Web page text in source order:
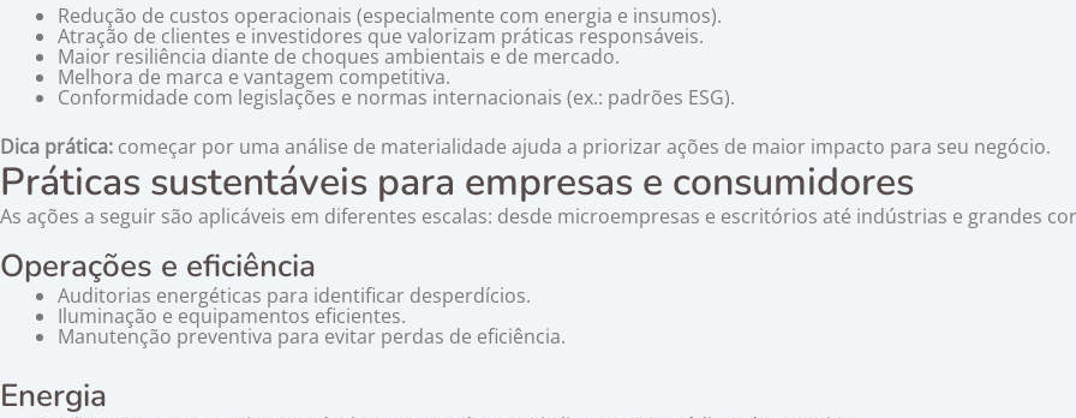
Redução de custos operacionais (especialmente com energia e insumos).
Atração de clientes e investidores que valorizam práticas responsáveis.
Maior resiliência diante de choques ambientais e de mercado.
Melhora de marca e vantagem competitiva.
Conformidade com legislações e normas internacionais (ex.: padrões ESG).
Dica prática: começar por uma análise de materialidade ajuda a priorizar ações de maior impacto para seu negócio.
Práticas sustentáveis para empresas e consumidores
As ações a seguir são aplicáveis em diferentes escalas: desde microempresas e escritórios até indústrias e grandes
Operações e eficiência
Auditorias energéticas para identificar desperdícios.
Iluminação e equipamentos eficientes.
Manutenção preventiva para evitar perdas de eficiência.
Energia